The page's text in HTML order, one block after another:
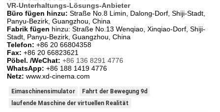
VR-Unterhaltungs-Lösungs-Anbieter
Büro fügen hinzu: Straße No.8 Limin, Dalong-Dorf, Shiji-Stadt,
Panyu-Bezirk, Guangzhou, China
Fabrik fügen hinzu: Straße No.13 Wenqiao, Xinqiao-Dorf, Shiji-
Stadt, Panyu-Bezirk, Guangzhou, China
Telefon: +86 20 66804358
Fax: +86 20 66823621
Pöbel. /WeChat: +86 136 8291 4776
WhatsApp: +86 188 1419 4776
Netz: www.xd-cinema.com
Eimaschinensimulator
Fahrt der Bewegung 9d
laufende Maschine der virtuellen Realität